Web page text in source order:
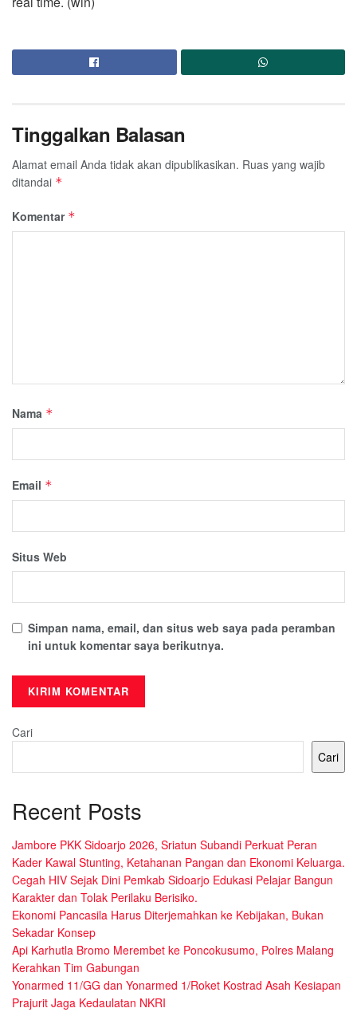
Tinggalkan Balasan
Alamat email Anda tidak akan dipublikasikan. Ruas yang wajib
ditandai *
Komentar *
Nama *
Email *
Situs Web
Simpan nama, email, dan situs web saya pada peramban
ini untuk komentar saya berikutnya.
Cari
Cari
Recent Posts
Jambore PKK Sidoarjo 2026, Sriatun Subandi Perkuat Peran
Kader Kawal Stunting, Ketahanan Pangan dan Ekonomi Keluarga.
Cegah HIV Sejak Dini Pemkab Sidoarjo Edukasi Pelajar Bangun
Karakter dan Tolak Perilaku Berisiko.
Ekonomi Pancasila Harus Diterjemahkan ke Kebijakan, Bukan
Sekadar Konsep
Api Karhutla Bromo Merembet ke Poncokusumo, Polres Malang
Kerahkan Tim Gabungan
Yonarmed 11/GG dan Yonarmed 1/Roket Kostrad Asah Kesiapan
Prajurit Jaga Kedaulatan NKRI